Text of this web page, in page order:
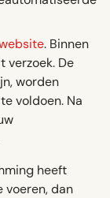
. Binnen
verzoek. De
worden
voldoen. Na
heeft
voeren, dan